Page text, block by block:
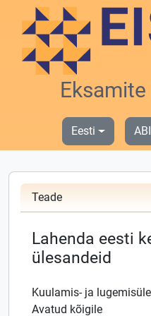
Liigu põhisisu juurde
Eesti ABI
Teade
Lahenda eesti
ülesandeid
Kuulamis- ja
Avatud kõigile